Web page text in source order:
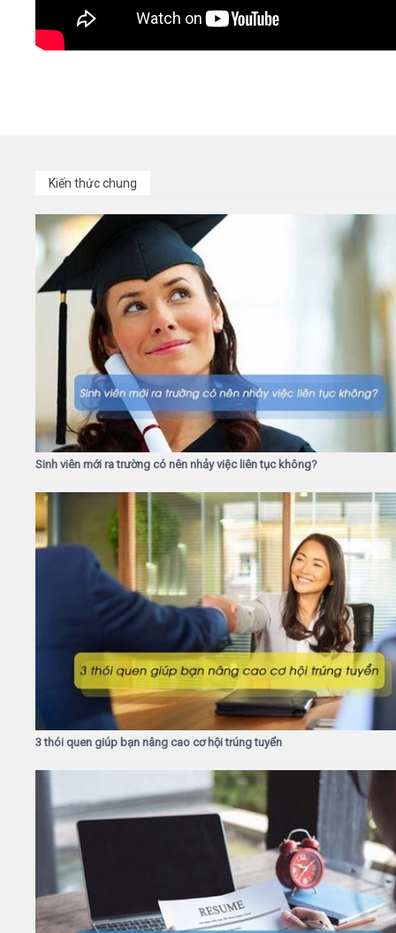
Kiến thức chung
Sinh viên mới ra trường có nên nhảy việc liên tục không?
3 thói quen giúp bạn nâng cao cơ hội trúng tuyển